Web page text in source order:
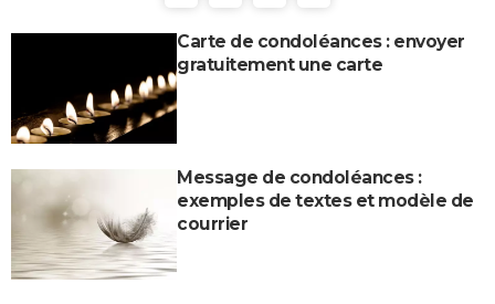
Carte de condoléances : envoyer
gratuitement une carte
Message de condoléances :
exemples de textes et modèle de
courrier